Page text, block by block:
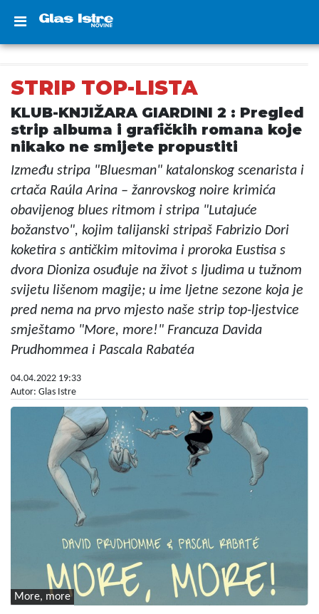
STRIP TOP-LISTA
KLUB-KNJIŽARA GIARDINI 2 : Pregled
strip albuma i grafičkih romana koje
nikako ne smijete propustiti
Između stripa "Bluesman" katalonskog scenarista i
crtača Raúla Arina – žanrovskog noire krimića
obavijenog blues ritmom i stripa "Lutajuće
božanstvo", kojim talijanski stripaš Fabrizio Dori
koketira s antičkim mitovima i proroka Eustisa s
dvora Dioniza osuđuje na život s ljudima u tužnom
svijetu lišenom magije; u ime ljetne sezone koja je
pred nema na prvo mjesto naše strip top-ljestvice
smještamo "More, more!" Francuza Davida
Prudhommea i Pascala Rabatéa
04.04.2022 19:33
Autor: Glas Istre
More, more